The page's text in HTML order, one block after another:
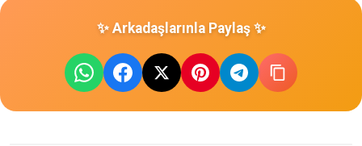
✨ Arkadaşlarınla Paylaş ✨